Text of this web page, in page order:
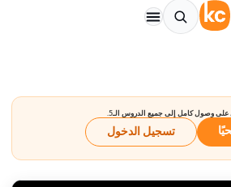
وصول كامل إلى جميع الدروس الـ5.
تسجيل الدخول